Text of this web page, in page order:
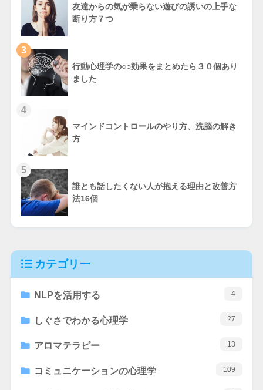
友達からの気が乗らない遊びの誘いの上手な
断り方７つ
3
行動心理学の○○効果をまとめたら３０個あり
ました
4
マインドコントロールのやり方、洗脳の解き
方
5
誰とも話したくない人が抱える理由と改善方
法16個
カテゴリー
NLPを活用する 4
しぐさでわかる心理学 27
アロマテラピー 13
コミュニケーションの心理学 109